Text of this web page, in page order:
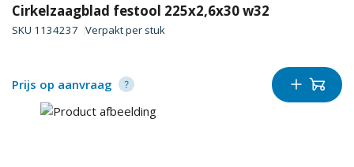
Cirkelzaagblad festool 225x2,6x30 w32
SKU 1134237 Verpakt per stuk
Prijs op aanvraag